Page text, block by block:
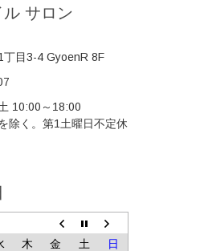
サロン
丁目3-4 GyoenR 8F
10:00～18:00
除く。第1土曜日不定休
木 金 土
日